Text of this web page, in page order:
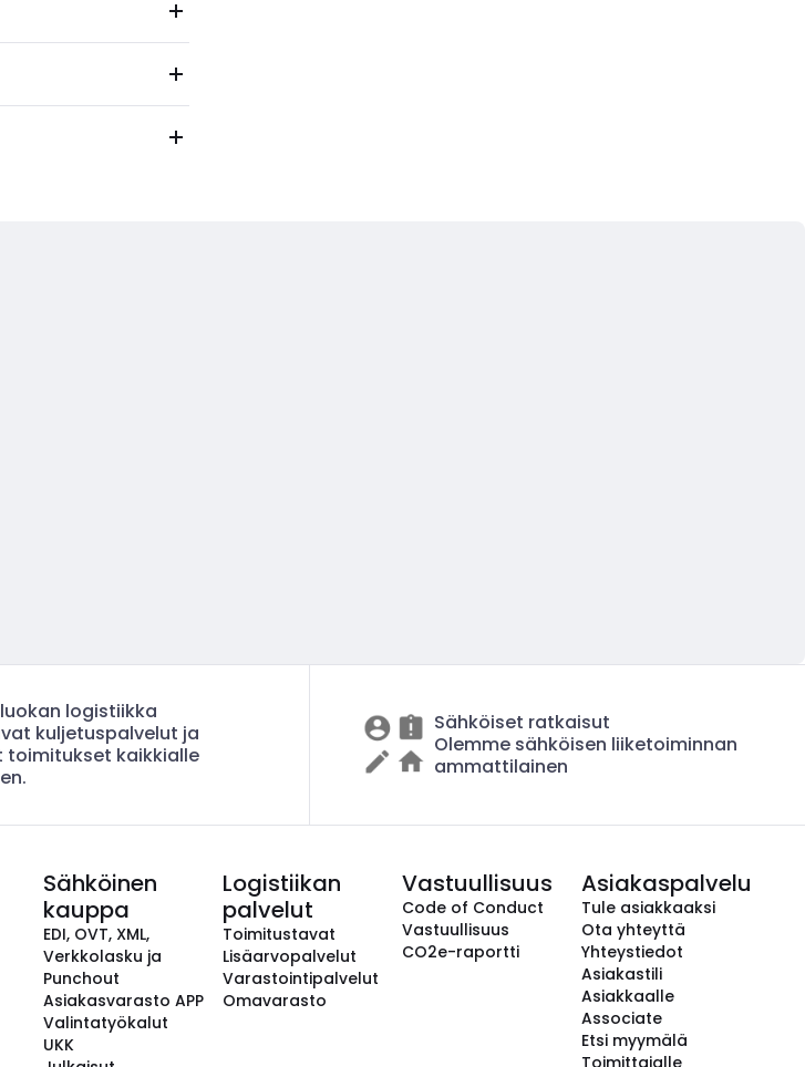
logistiikka
kuljetuspalvelut ja
toimitukset kaikkialle
Sähköiset ratkaisut
Olemme sähköisen liiketoiminnan
ammattilainen
Sähköinen
kauppa
EDI, OVT, XML,
Verkkolasku ja
Punchout
Asiakasvarasto APP
Valintatyökalut
UKK
Logistiikan
palvelut
Toimitustavat
Lisäarvopalvelut
Varastointipalvelut
Omavarasto
Vastuullisuus
Code of Conduct
Vastuullisuus
CO2e-raportti
Asiakaspalvelu
Tule asiakkaaksi
Ota yhteyttä
Yhteystiedot
Asiakastili
Asiakkaalle
Associate
Etsi myymälä
Toimittajalle